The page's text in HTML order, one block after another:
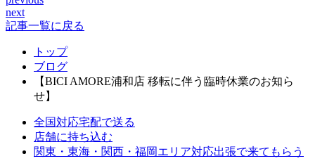
投
稿
next
記事一覧に戻る
トップ
ブログ
【BICI AMORE浦和店 移転に伴う臨時休業のお知ら
せ】
全国対応宅配で送る
店舗に持ち込む
関東・東海・関西・福岡エリア対応出張で来てもらう